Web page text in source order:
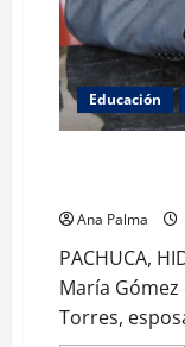
Educación
Ana Palma
PACHUCA,
María
Torres,